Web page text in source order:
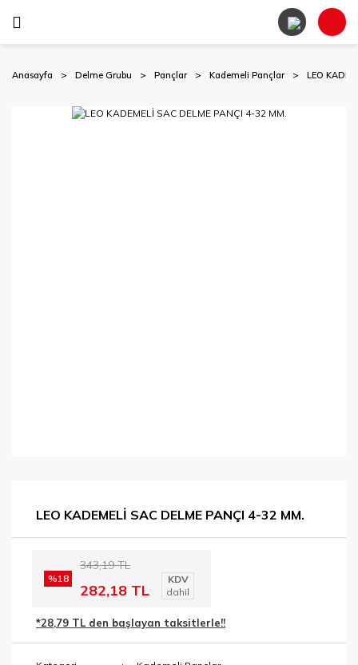
Anasayfa Delme Grubu Pançlar Kademeli Pançlar LEO
LEO KADEMELİ SAC DELME PANÇI 4-32 MM.
%18
343,19 TL
282,18 TL
KDV
dahil
*28,79 TL den başlayan taksitlerle!!